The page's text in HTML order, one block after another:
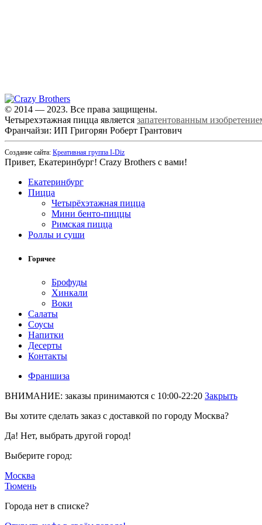
© 2014 — 2023. Все права защищены.
Четырехэтажная пицца является запатентованным
Франчайзи: ИП Григорян Роберт Грантович
Создание сайта: Креативная группа I-Diz
Привет, Екатеринбург! Crazy Brothers с вами!
Екатеринбург
Пицца
Четырёхэтажная пицца
Мини бенто-пиццы
Римская пицца
Роллы и суши
Горячее
Брофуды
Хинкали
Воки
Салаты
Соусы
Напитки
Десерты
Контакты
Франшиза
ВНИМАНИЕ: заказы принимаются с 10:00-22:20 Закрыть
Вы хотите сделать заказ с доставкой по городу Москва?
Да! Нет, выбрать другой город!
Выберите город:
Москва
Тюмень
Города нет в списке?